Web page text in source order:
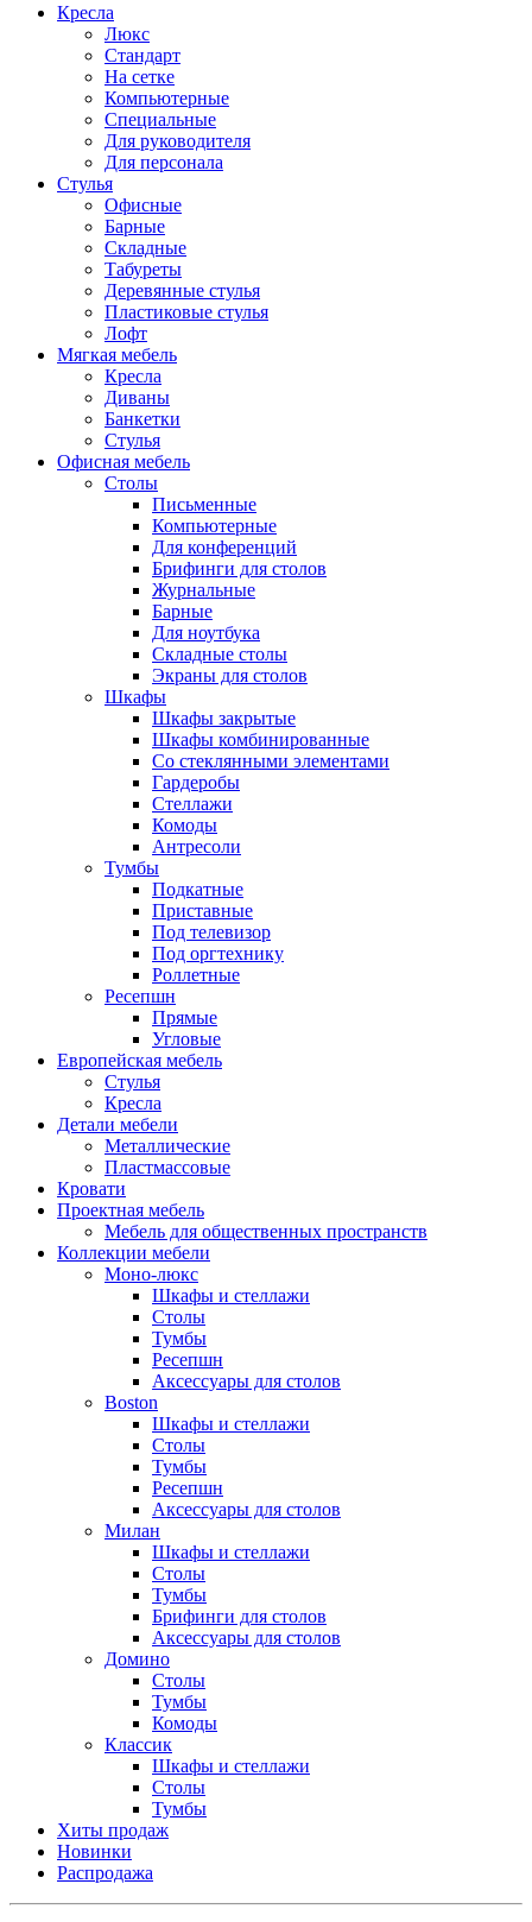
Кресла
Люкс
Стандарт
На сетке
Компьютерные
Специальные
Для руководителя
Для персонала
Стулья
Офисные
Барные
Складные
Табуреты
Деревянные стулья
Пластиковые стулья
Лофт
Мягкая мебель
Кресла
Диваны
Банкетки
Стулья
Офисная мебель
Столы
Письменные
Компьютерные
Для конференций
Брифинги для столов
Журнальные
Барные
Для ноутбука
Складные столы
Экраны для столов
Шкафы
Шкафы закрытые
Шкафы комбинированные
Со стеклянными элементами
Гардеробы
Стеллажи
Комоды
Антресоли
Тумбы
Подкатные
Приставные
Под телевизор
Под оргтехнику
Роллетные
Ресепшн
Прямые
Угловые
Европейская мебель
Стулья
Кресла
Детали мебели
Металлические
Пластмассовые
Кровати
Проектная мебель
Мебель для общественных пространств
Коллекции мебели
Моно-люкс
Шкафы и стеллажи
Столы
Тумбы
Ресепшн
Аксессуары для столов
Boston
Шкафы и стеллажи
Столы
Тумбы
Ресепшн
Аксессуары для столов
Милан
Шкафы и стеллажи
Столы
Тумбы
Брифинги для столов
Аксессуары для столов
Домино
Столы
Тумбы
Комоды
Классик
Шкафы и стеллажи
Столы
Тумбы
Хиты продаж
Новинки
Распродажа